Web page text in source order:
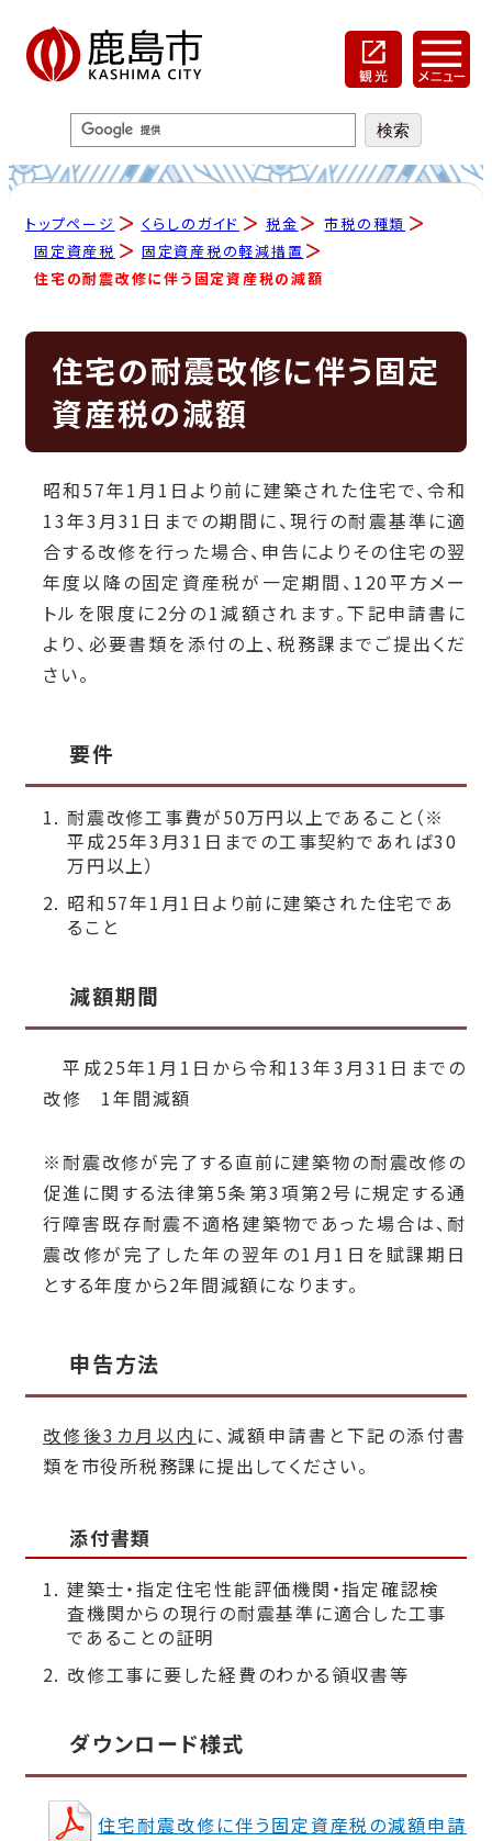
トップページ くらしのガイド 税金
市税の種類
固定資産税
固定資産税の軽減措置
住宅の耐震改修に伴う固定資産税の減額
住宅の耐震改修に伴う固定
資産税の減額
昭和57年1月1日より前に建築された住宅で、令和
13年3月31日までの期間に、現行の耐震基準に適
合する改修を行った場合、申告によりその住宅の翌
年度以降の固定資産税が一定期間、120平方メー
トルを限度に2分の1減額されます。下記申請書に
より、必要書類を添付の上、税務課までご提出くだ
さい。
要件
耐震改修工事費が50万円以上であること（※
平成25年3月31日までの工事契約であれば30
万円以上）
昭和57年1月1日より前に建築された住宅であ
ること
減額期間
平成25年1月1日から令和13年3月31日までの
改修 1年間減額
※耐震改修が完了する直前に建築物の耐震改修の
促進に関する法律第5条第3項第2号に規定する通
行障害既存耐震不適格建築物であった場合は、耐
震改修が完了した年の翌年の1月1日を賦課期日
とする年度から2年間減額になります。
申告方法
改修後3カ月以内 に、減額申請書と下記の添付書
類を市役所税務課に提出してください。
添付書類
建築士・指定住宅性能評価機関・指定確認検
査機関からの現行の耐震基準に適合した工事
であることの証明
改修工事に要した経費のわかる領収書等
ダウンロード様式
住宅耐震改修に伴う固定資産税の減額申請